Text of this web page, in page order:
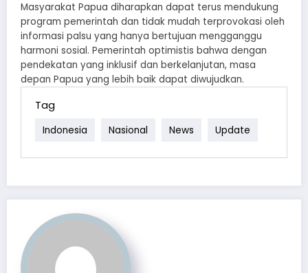
Masyarakat Papua diharapkan dapat terus mendukung
program pemerintah dan tidak mudah terprovokasi oleh
informasi palsu yang hanya bertujuan mengganggu
harmoni sosial. Pemerintah optimistis bahwa dengan
pendekatan yang inklusif dan berkelanjutan, masa
depan Papua yang lebih baik dapat diwujudkan.
Tag
Indonesia Nasional News Update